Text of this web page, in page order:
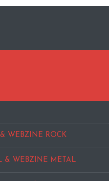
WEBZINE ROCK
& WEBZINE METAL